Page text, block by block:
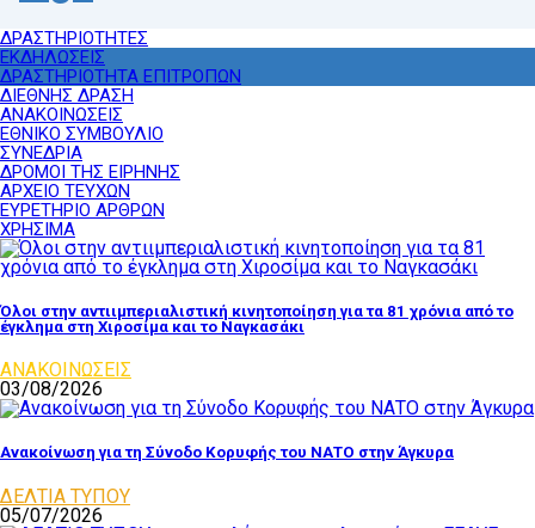
ΔΡΑΣΤΗΡΙΟΤΗΤΕΣ
ΕΚΔΗΛΩΣΕΙΣ
ΔΡΑΣΤΗΡΙΟΤΗΤΑ ΕΠΙΤΡΟΠΩΝ
ΔΙΕΘΝΗΣ ΔΡΑΣΗ
ΑΝΑΚΟΙΝΩΣΕΙΣ
ΕΘΝΙΚΟ ΣΥΜΒΟΥΛΙΟ
ΣΥΝΕΔΡΙΑ
ΔΡΟΜΟΙ ΤΗΣ ΕΙΡΗΝΗΣ
ΑΡΧΕΙΟ ΤΕΥΧΩΝ
ΕΥΡΕΤΗΡΙΟ ΑΡΘΡΩΝ
ΧΡΗΣΙΜΑ
Όλοι στην αντιιμπεριαλιστική κινητοποίηση για τα 81 χρόνια από το
έγκλημα στη Χιροσίμα και το Ναγκασάκι
ΑΝΑΚΟΙΝΩΣΕΙΣ
03/08/2026
Ανακοίνωση για τη Σύνοδο Κορυφής του ΝΑΤΟ στην Άγκυρα
ΔΕΛΤΙΑ ΤΥΠΟΥ
05/07/2026